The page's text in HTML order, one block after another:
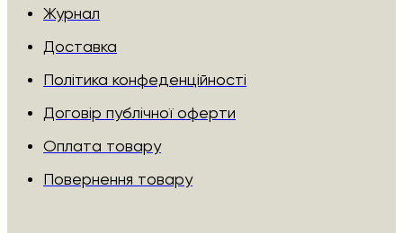
Журнал
Доставка
Політика конфеденційності
Договір публічної оферти
Оплата товару
Повернення товару